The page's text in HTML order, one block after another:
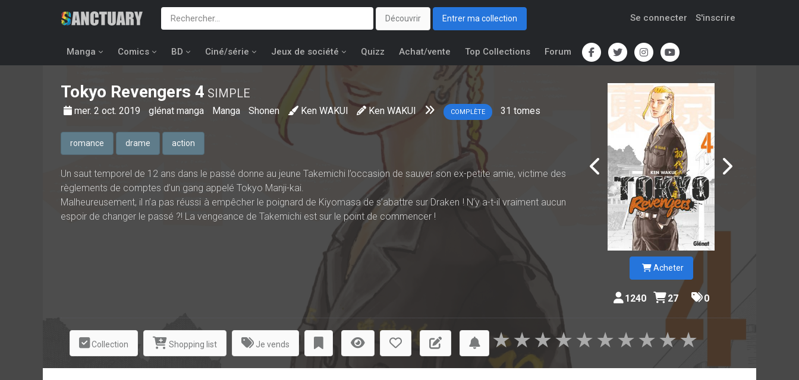
Découvrir Entrer ma collection Se connecter S'inscrire
Manga Comics BD Ciné/série Jeux de société Quizz Achat/vente Top Collections Forum
Tokyo Revengers 4 SIMPLE
mer. 2 oct. 2019 glénat manga Manga Shonen Ken WAKUI Ken WAKUI COMPLÈTE 31 tomes
romance drame action
Un saut temporel de 12 ans dans le passé donne au jeune Takemichi l’occasion de sauver son ex-petite amie, victime des
règlements de comptes d’un gang appelé Tokyo Manji-kai.
Malheureusement, il n’a pas réussi à empêcher le poignard de Kiyomasa de s’abattre sur Draken ! N’y a-t-il vraiment aucun
espoir de changer le passé ?! La vengeance de Takemichi est sur le point de commencer !
Acheter
1240 27 0
Collection Shopping list Je vends ★
★
★
★
★
★
★
★
★
★